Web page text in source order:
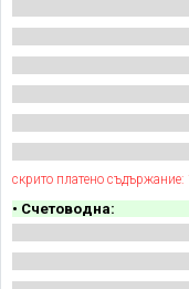
скрито платено
• Счетоводна: